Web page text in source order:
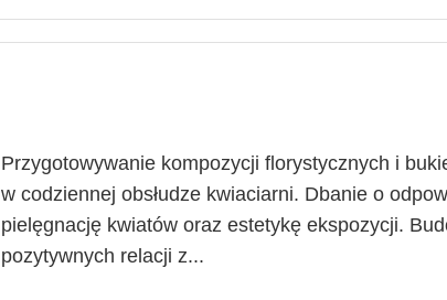
Przygotowywanie kompozycji florystycznych i
w codziennej obsłudze kwiaciarni. Dbanie o
pielęgnację kwiatów oraz estetykę ekspozycji.
pozytywnych relacji z...